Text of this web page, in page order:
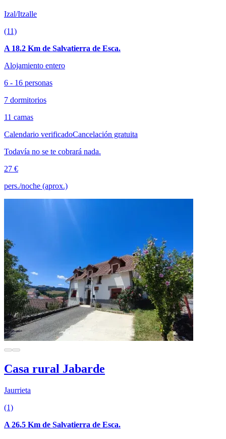
Izal/Itzalle
(11)
A 18.2 Km de Salvatierra de Esca.
Alojamiento entero
6 - 16 personas
7 dormitorios
11 camas
Calendario verificadoCancelación gratuita
Todavía no se te cobrará nada.
27 €
pers./noche (aprox.)
Casa rural Jabarde
Jaurrieta
(1)
A 26.5 Km de Salvatierra de Esca.